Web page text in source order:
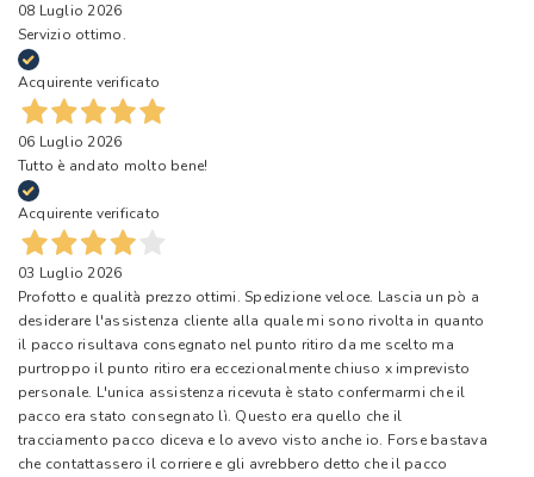
08 Luglio 2026
Servizio ottimo.
Acquirente verificato
06 Luglio 2026
Tutto è andato molto bene!
Acquirente verificato
03 Luglio 2026
Profotto e qualità prezzo ottimi. Spedizione veloce. Lascia un pò a
desiderare l'assistenza cliente alla quale mi sono rivolta in quanto
il pacco risultava consegnato nel punto ritiro da me scelto ma
purtroppo il punto ritiro era eccezionalmente chiuso x imprevisto
personale. L'unica assistenza ricevuta è stato confermarmi che il
pacco era stato consegnato lì. Questo era quello che il
tracciamento pacco diceva e lo avevo visto anche io. Forse bastava
che contattassero il corriere e gli avrebbero detto che il pacco